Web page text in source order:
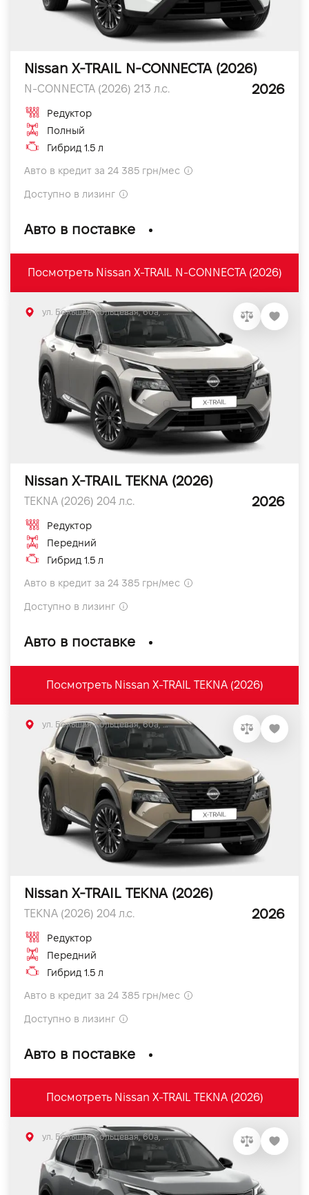
Nissan X-TRAIL N-CONNECTA (2026)
N-CONNECTA (2026) 213 л.с. 2026
Редуктор
Полный
Гибрид 1.5 л
Авто в кредит за 24 385 грн/мес
Доступно в лизинг
Авто в поставке
Посмотреть Nissan X-TRAIL N-CONNECTA (2026)
Nissan X-TRAIL TEKNA (2026)
TEKNA (2026) 204 л.с. 2026
Редуктор
Передний
Гибрид 1.5 л
Авто в кредит за 24 385 грн/мес
Доступно в лизинг
Авто в поставке
ул. Большая Кольцевая, 60а, Софиевская Борщаговка, Киевская обл.
Посмотреть Nissan X-TRAIL TEKNA (2026)
Nissan X-TRAIL TEKNA (2026)
TEKNA (2026) 204 л.с. 2026
Редуктор
Передний
Гибрид 1.5 л
Авто в кредит за 24 385 грн/мес
Доступно в лизинг
Авто в поставке
ул. Большая Кольцевая, 60а, Софиевская Борщаговка, Киевская обл.
Посмотреть Nissan X-TRAIL TEKNA (2026)
ул. Большая Кольцевая, 60а, Софиевская Борщаговка, Киевская обл.